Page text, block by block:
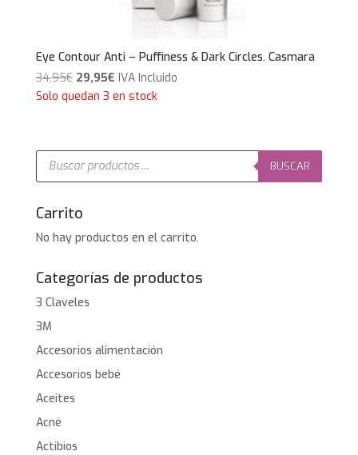
Eye Contour Anti – Puffiness & Dark Circles. Casmara
34,95€ El
precio
34,95€.
29,95€El
precio
29,95€.
IVA Incluido
Solo quedan 3 en stock
Búsqueda
productos
BUSCAR
Carrito
No hay productos en el carrito.
Categorías de productos
3 Claveles
3M
Accesorios alimentación
Accesorios bebé
Aceites
Acné
Actibios